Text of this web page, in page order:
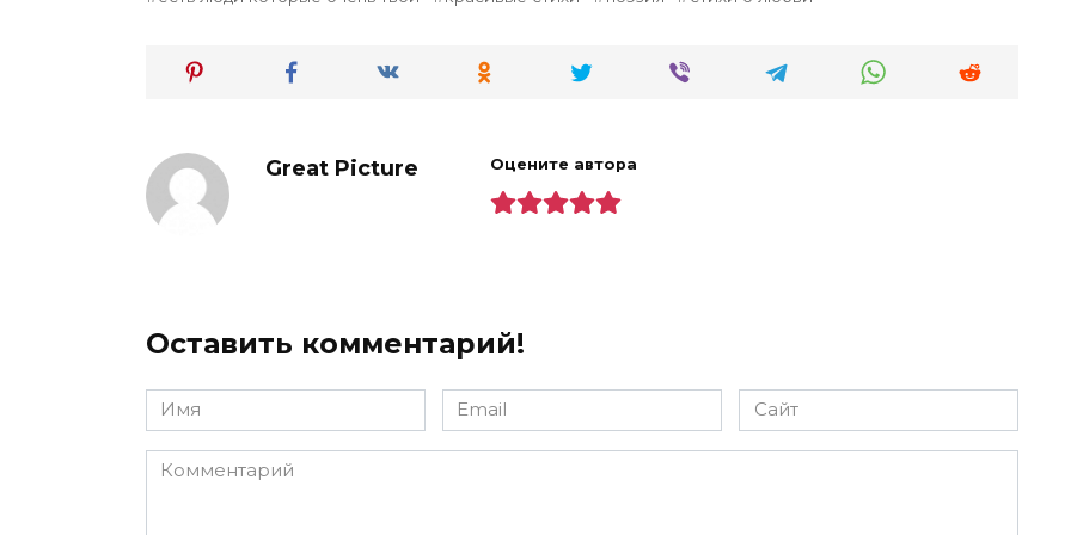
Great Picture Оцените автора
Оставить комментарий!
Имя
*
Email
*
Сайт
Комментарий